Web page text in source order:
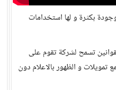
بكثرة و لها استخدامات
تسمح لشركة تقوم على
و الظهور بالاعلام دون